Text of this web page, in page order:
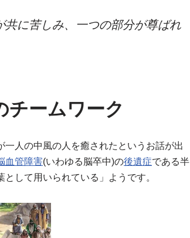
に苦しみ、一つの部分が尊ばれ
チームワーク
人の中風の人を癒されたというお話が出
血管障害(いわゆる脳卒中)の後遺症である半
として用いられている」ようです。